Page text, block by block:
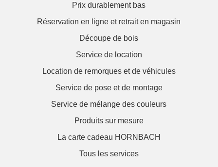
Prix durablement bas
Réservation en ligne et retrait en magasin
Découpe de bois
Service de location
Location de remorques et de véhicules
Service de pose et de montage
Service de mélange des couleurs
Produits sur mesure
La carte cadeau HORNBACH
Tous les services